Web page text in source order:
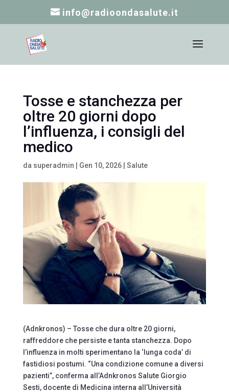
info@radioondasalute.it
Tosse e stanchezza per
oltre 20 giorni dopo
l’influenza, i consigli del
medico
da superadmin Gen 10, 2026| Salute
(Adnkronos) – Tosse che dura oltre 20 giorni,
raffreddore che persiste e tanta stanchezza. Dopo
l’influenza in molti sperimentano la ‘lunga coda’ di
fastidiosi postumi. “Una condizione comune a diversi
pazienti”, conferma all’Adnkronos Salute Giorgio
Sesti, docente di Medicina interna all’Università